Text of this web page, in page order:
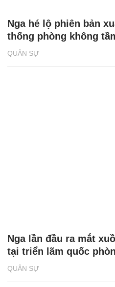
QUÂN SỰ
Nga hé lộ phiên bản
thống phòng không
QUÂN SỰ
Nga lần đầu ra mắt
tại triển lãm quốc